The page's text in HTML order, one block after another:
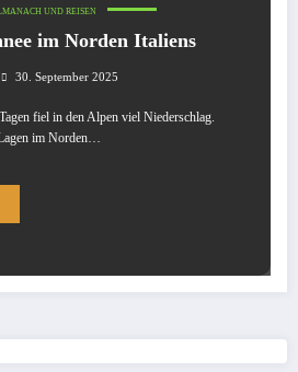
UND REISEN
im Norden Italiens
30. September 2025
fiel in den Alpen viel Niederschlag.
im Norden…